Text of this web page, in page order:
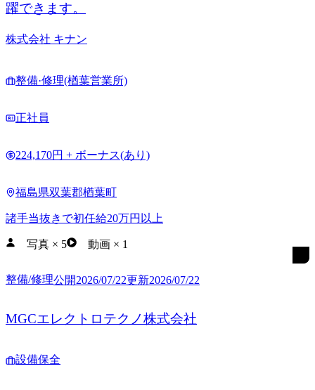
躍できます。
株式会社 キナン
整備·修理(楢葉営業所)
正社員
224,170円 + ボーナス(あり)
福島県双葉郡楢葉町
諸手当抜きで初任給20万円以上
写真 × 5 動画 × 1
整備/修理公開2026/07/22更新2026/07/22
MGCエレクトロテクノ株式会社
設備保全